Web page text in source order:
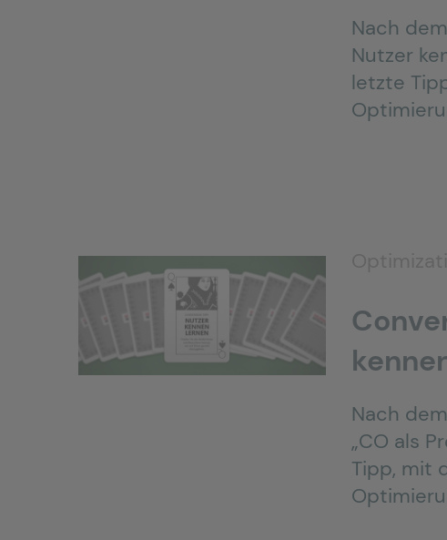
Nach
Nutzer
letzte
Nach
„CO als
Tipp, mit